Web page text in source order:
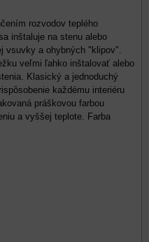
rozvodov teplého
inštaluje na stenu alebo
vsuvky a ohybných "klipov".
veľmi ľahko inštalovať alebo
Klasický a jednoduchý
každému interiéru
práškovou farbou
a vyššej teplote. Farba